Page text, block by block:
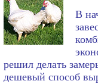
В
решил делать
дешевый способ